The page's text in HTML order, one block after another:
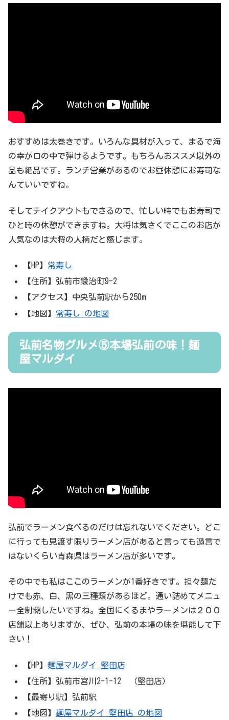
おすすめは太巻きです。いろんな具材が入って、まるで海
の幸が口の中で弾けるようです。もちろんおススメ以外の
品も絶品です。ランチ営業があるのでお昼休憩にお寿司な
んていいですね。
そしてテイクアウトもできるので、忙しい時でもお寿司で
ひと時の休憩ができますね。大将は気さくでここのお店が
人気なのは大将の人柄だと感じます。
【HP】 常寿し
【住所】弘前市鍛治町9-2
【アクセス】中央弘前駅から250m
【地図】 常寿し の地図
弘前名物グルメ⑤本場弘前の味！麺
屋マルダイ
弘前でラーメン食べるのだけは忘れないでください。どこ
に行っても見渡す限りラーメン店があると言っても過言で
はないくらい青森県はラーメン店が多いです。
その中でも私はここのラーメンが1番好きです。担々麺だ
けでも赤、白、黒の三種類があるほど。通い詰めてメニュ
ー全制覇したいですね。全国にくるまやラーメンは２００
店舗以上ありますが、ぜひ、弘前の本場の味を堪能して下
さい！
【HP】麺屋マルダイ 堅田店
【住所】弘前市宮川2-1-12 （堅田店）
【最寄り駅】弘前駅
【地図】麺屋マルダイ 堅田店 の地図